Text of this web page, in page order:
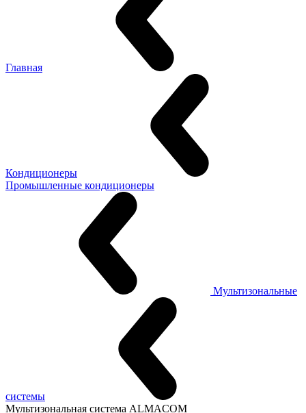
Главная
Кондиционеры
Промышленные кондиционеры
Мультизональные
системы
Мультизональная система ALMACOM